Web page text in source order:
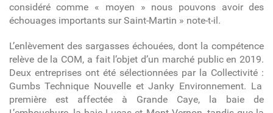
considéré comme « moyen » nous pouvons avoir des
échouages importants sur Saint-Martin » note-t-il.
L’enlèvement des sargasses échouées, dont la compétence
relève de la COM, a fait l’objet d’un marché public en 2019.
Deux entreprises ont été sélectionnées par la Collectivité :
Gumbs Technique Nouvelle et Janky Environnement. La
première est affectée à Grande Caye, la baie de